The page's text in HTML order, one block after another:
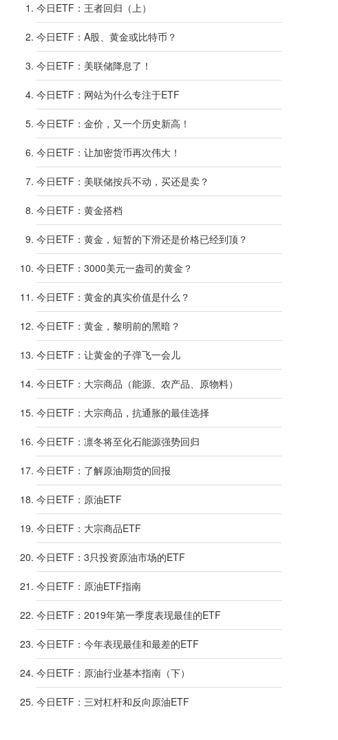
今日ETF：王者回归（上）
今日ETF：A股、黄金或比特币？
今日ETF：美联储降息了！
今日ETF：网站为什么专注于ETF
今日ETF：金价，又一个历史新高！
今日ETF：让加密货币再次伟大！
今日ETF：美联储按兵不动，买还是卖？
今日ETF：黄金搭档
今日ETF：黄金，短暂的下滑还是价格已经到顶？
今日ETF：3000美元一盎司的黄金？
今日ETF：黄金的真实价值是什么？
今日ETF：黄金，黎明前的黑暗？
今日ETF：让黄金的子弹飞一会儿
今日ETF：大宗商品（能源、农产品、原物料）
今日ETF：大宗商品，抗通胀的最佳选择
今日ETF：凛冬将至化石能源强势回归
今日ETF：了解原油期货的回报
今日ETF：原油ETF
今日ETF：大宗商品ETF
今日ETF：3只投资原油市场的ETF
今日ETF：原油ETF指南
今日ETF：2019年第一季度表现最佳的ETF
今日ETF：今年表现最佳和最差的ETF
今日ETF：原油行业基本指南（下）
今日ETF：三对杠杆和反向原油ETF